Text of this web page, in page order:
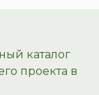
каталог
проекта в